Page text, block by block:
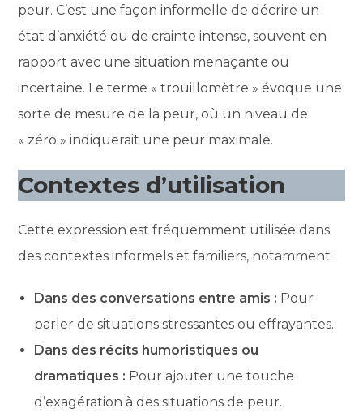
peur. C’est une façon informelle de décrire un
état d’anxiété ou de crainte intense, souvent en
rapport avec une situation menaçante ou
incertaine. Le terme « trouillomètre » évoque une
sorte de mesure de la peur, où un niveau de
« zéro » indiquerait une peur maximale.
Contextes d’utilisation
Cette expression est fréquemment utilisée dans
des contextes informels et familiers, notamment :
Dans des conversations entre amis : Pour
parler de situations stressantes ou effrayantes.
Dans des récits humoristiques ou
dramatiques : Pour ajouter une touche
d’exagération à des situations de peur.